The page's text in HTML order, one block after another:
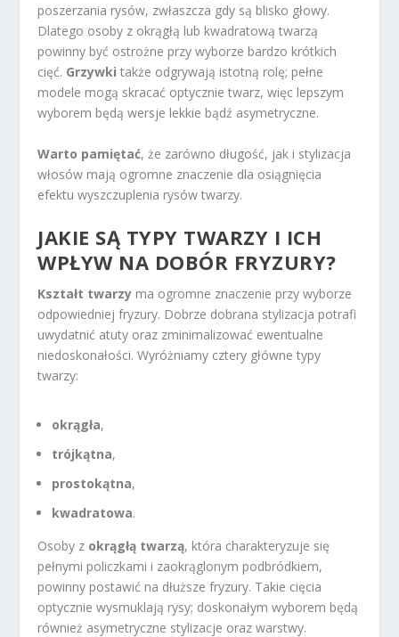
poszerzania rysów, zwłaszcza gdy są blisko głowy.
Dlatego osoby z okrągłą lub kwadratową twarzą
powinny być ostrożne przy wyborze bardzo krótkich
cięć. Grzywki także odgrywają istotną rolę; pełne
modele mogą skracać optycznie twarz, więc lepszym
wyborem będą wersje lekkie bądź asymetryczne.
Warto pamiętać, że zarówno długość, jak i stylizacja
włosów mają ogromne znaczenie dla osiągnięcia
efektu wyszczuplenia rysów twarzy.
JAKIE SĄ TYPY TWARZY I ICH
WPŁYW NA DOBÓR FRYZURY?
Kształt twarzy ma ogromne znaczenie przy wyborze
odpowiedniej fryzury. Dobrze dobrana stylizacja potrafi
uwydatnić atuty oraz zminimalizować ewentualne
niedoskonałości. Wyróżniamy cztery główne typy
twarzy:
okrągła,
trójkątna,
prostokątna,
kwadratowa.
Osoby z okrągłą twarzą, która charakteryzuje się
pełnymi policzkami i zaokrąglonym podbródkiem,
powinny postawić na dłuższe fryzury. Takie cięcia
optycznie wysmuklają rysy; doskonałym wyborem będą
również asymetryczne stylizacje oraz warstwy.